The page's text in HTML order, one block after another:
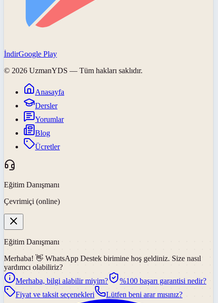
İndirGoogle Play
© 2026 UzmanYDS — Tüm hakları saklıdır.
Anasayfa
Dersler
Yorumlar
Blog
Ücretler
Eğitim Danışmanı
Çevrimiçi (online)
Eğitim Danışmanı
Merhaba! 👋 WhatsApp Destek birimine hoş geldiniz. Size nasıl
yardımcı olabiliriz?
Merhaba, bilgi alabilir miyim?
%100 başarı garantisi nedir?
Fiyat ve taksit seçenekleri
Lütfen beni arar mısınız?